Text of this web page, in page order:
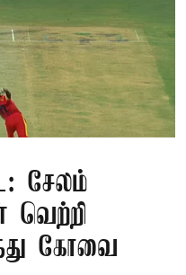
சேலம்
வெற்றி
கோவை